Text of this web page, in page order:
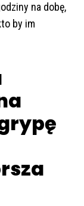
na dobę,
by im